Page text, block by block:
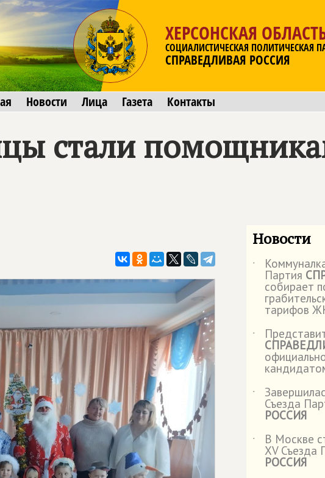
ХЕРСОНСКАЯ
СОЦИАЛИСТИЧЕСКАЯ ПОЛИТИЧЕСКАЯ
СПРАВЕДЛИВАЯ РОССИЯ
Новости Лица Газета Контакты
стали
Новости
˙
Партия
собирает
тарифов
˙
˙
Съезда
РОССИЯ
˙
В Москве
XV Съезда
РОССИЯ